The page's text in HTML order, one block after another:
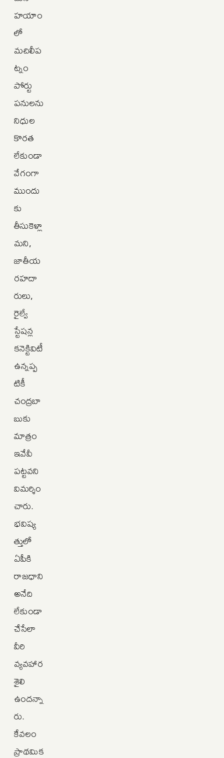
హయాం
లో
మచిలీప
ట్నం
పోర్టు
పనులను
నిధుల
కొరత
లేకుండా
వేగంగా
ముందు
కు
తీసుకెళ్లా
మని,
జాతీయ
రహదా
రులు,
రైల్వే
స్టేషన్ల
కనెక్టివిటీ
ఉన్నప్ప
టికీ
చంద్రబా
బుకు
మాత్రం
ఇవేవీ
పట్టవని
విమర్శిం
చారు.
భవిష్య
త్తులో
ఏపీకి
రాజధాని
అనేది
లేకుండా
చేసేలా
వీరి
వ్యవహార
శైలి
ఉందన్నా
రు.
కేవలం
ప్రాథమిక